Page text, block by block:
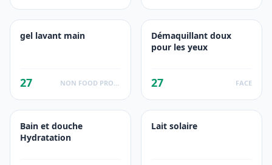
gel lavant main
27
Démaquillant doux
pour les yeux
27 FACE
Bain et douche
Hydratation
Lait solaire